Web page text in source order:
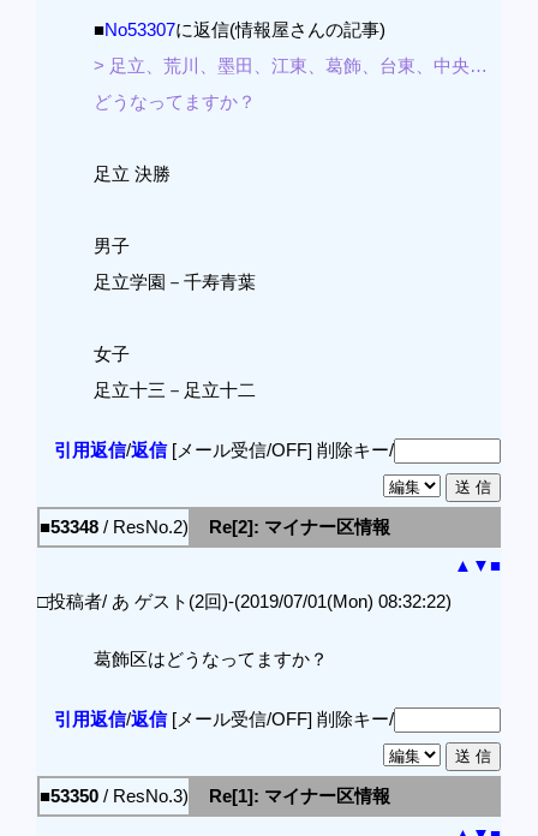
■No53307に返信(情報屋さんの記事)
> 足立、荒川、墨田、江東、葛飾、台東、中央…
どうなってますか？
足立 決勝
男子
足立学園－千寿青葉
女子
足立十三－足立十二
引用返信/返信[メール受信/OFF] 削除キー/
■53348 / ResNo.2)
Re[2]: マイナー区情報
▲ ▼■
□投稿者/ あ ゲスト(2回)-(2019/07/01(Mon) 08:32:22)
葛飾区はどうなってますか？
引用返信/返信[メール受信/OFF] 削除キー/
■53350 / ResNo.3)
Re[1]: マイナー区情報